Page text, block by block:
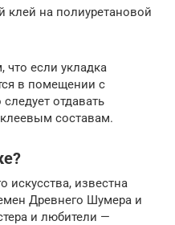
клей на полиуретановой
что если укладка
в помещении с
отдавать
составам.
искусства, известна
Древнего Шумера и
и любители —